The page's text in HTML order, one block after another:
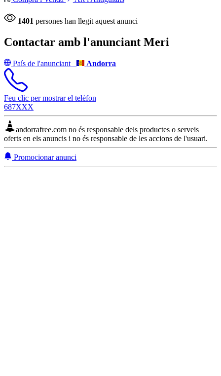
1401 persones han llegit aquest anunci
Contactar amb l'anunciant Meri
País de l'anunciant Andorra
Feu clic per mostrar el telèfon
687XXX
andorrafree.com no és responsable dels productes o serveis
oferts en els anuncis i no és responsable de les accions de l'usuari.
Promocionar anunci